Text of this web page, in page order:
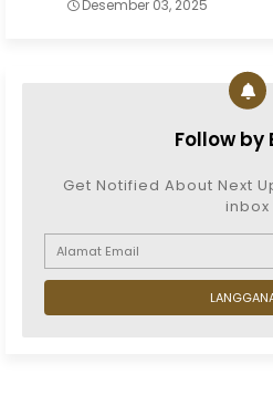
Desember 03, 2025
Follow by
Get Notified About Next
inbox